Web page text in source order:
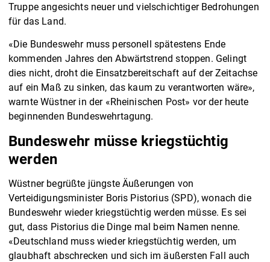
Truppe angesichts neuer und vielschichtiger Bedrohungen
für das Land.
«Die Bundeswehr muss personell spätestens Ende
kommenden Jahres den Abwärtstrend stoppen. Gelingt
dies nicht, droht die Einsatzbereitschaft auf der Zeitachse
auf ein Maß zu sinken, das kaum zu verantworten wäre»,
warnte Wüstner in der «Rheinischen Post» vor der heute
beginnenden Bundeswehrtagung.
Bundeswehr müsse kriegstüchtig
werden
Wüstner begrüßte jüngste Äußerungen von
Verteidigungsminister Boris Pistorius (SPD), wonach die
Bundeswehr wieder kriegstüchtig werden müsse. Es sei
gut, dass Pistorius die Dinge mal beim Namen nenne.
«Deutschland muss wieder kriegstüchtig werden, um
glaubhaft abschrecken und sich im äußersten Fall auch